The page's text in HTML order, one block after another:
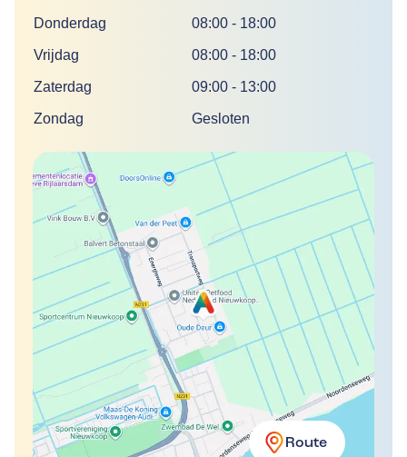
Donderdag 08:00 - 18:00
Vrijdag 08:00 - 18:00
Zaterdag 09:00 - 13:00
Zondag Gesloten
Route